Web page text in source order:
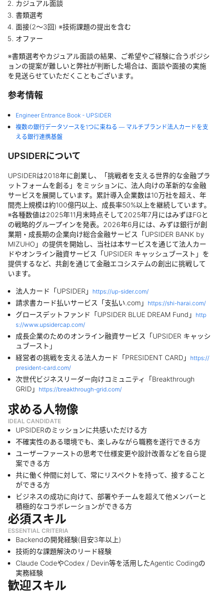
カジュアル面談
書類選考
面接(2〜3回) ※技術課題の提出を含む
オファー
※書類選考やカジュアル面談の結果、ご希望やご経験に合うポジシ
ョンの提案が難しいと弊社が判断した場合は、面談や面接の実施
を見送らせていただくこともございます。
参考情報
Engineer Entrance Book - UPSIDER
複数の銀行データソースを1つに束ねる ― マルチブランド法人カードを支
える銀行連携基盤
UPSIDERについて
UPSIDERは2018年に創業し、「挑戦者を支える世界的な金融プラ
ットフォームを創る」をミッションに、法人向けの革新的な金融
サービスを展開しています。累計導入企業数は10万社を超え、年
間売上規模は約100億円以上、成長率50%以上を継続しています。
※各種数値は2025年11月末時点そして2025年7月にはみずほFGと
の戦略的グループインを発表。2026年6月には、みずほ銀行が創
業期・成長期の企業向け総合金融サービス「UPSIDER BANK by
MIZUHO」の提供を開始し、当社は本サービスを通じて法人カー
ドやオンライン融資サービス「UPSIDER キャッシュブースト」を
提供するなど、共創を通じて金融エコシステムの創出に挑戦して
います。
法人カード「UPSIDER」 https://up-sider.com/
請求書カード払いサービス「支払い.com」 https://shi-harai.com/
グロースデットファンド「UPSIDER BLUE DREAM Fund」
http
s://www.upsidercap.com/
成長企業のためのオンライン融資サービス「UPSIDER キャッシ
ュブースト」
経営者の挑戦を支える法人カード「PRESIDENT CARD」
https://
president-card.com/
次世代ビジネスリーダー向けコミュニティ「Breakthrough
GRID」
https://breakthrough-grid.com/
求める人物像
IDEAL CANDIDATE
UPSIDERのミッションに共感いただける方
不確実性のある環境でも、楽しみながら職務を遂行できる方
ユーザーファーストの思考で仕様変更や設計改善などを自ら提
案できる方
共に働く仲間に対して、常にリスペクトを持って、接すること
ができる方
ビジネスの成功に向けて、部署やチームを超えて他メンバーと
積極的なコラボレーションができる方
必須スキル
ESSENTIAL CRITERIA
Backendの開発経験(目安3年以上)
技術的な課題解決のリード経験
Claude CodeやCodex / Devin等を活用したAgentic Codingの
実務経験
歓迎スキル